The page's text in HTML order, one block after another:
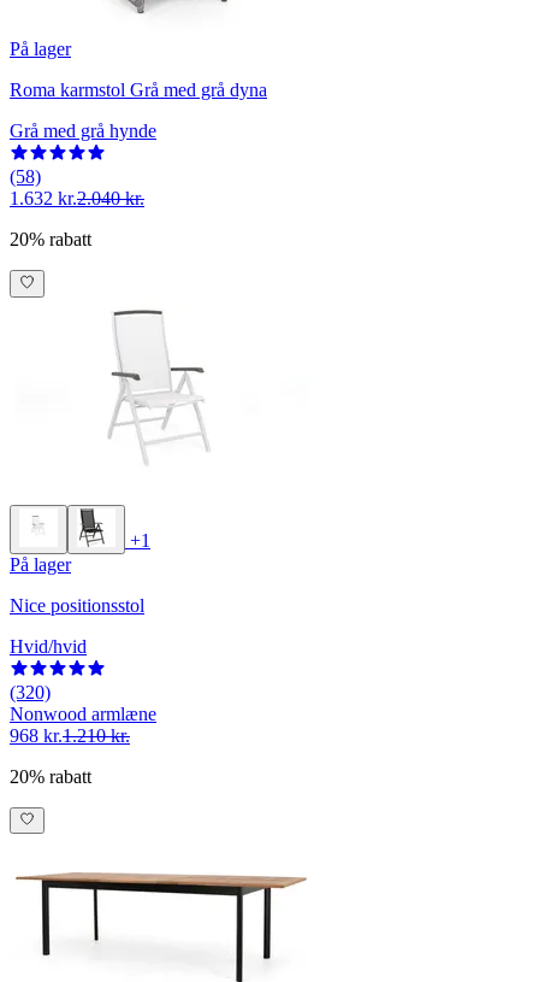
På lager
Roma karmstol Grå med grå dyna
Grå med grå hynde
(58)
1.632 kr.2.040 kr.
20% rabatt
+1
På lager
Nice positionsstol
Hvid/hvid
(320)
Nonwood armlæne
968 kr.1.210 kr.
20% rabatt